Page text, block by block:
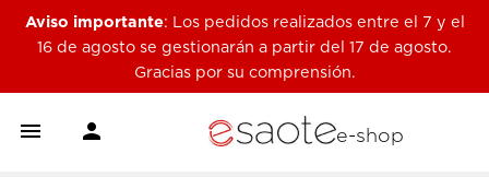
Aviso importante: Los pedidos realizados entre el 7 y el
16 de agosto se gestionarán a partir del 17 de agosto.
Gracias por su comprensión.
  e-shop